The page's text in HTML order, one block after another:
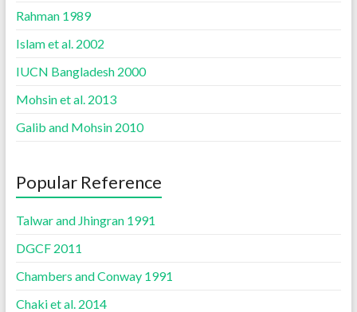
Rahman 1989
Islam et al. 2002
IUCN Bangladesh 2000
Mohsin et al. 2013
Galib and Mohsin 2010
Popular Reference
Talwar and Jhingran 1991
DGCF 2011
Chambers and Conway 1991
Chaki et al. 2014